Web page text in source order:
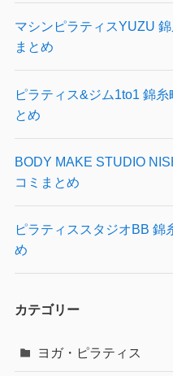
マシンピラティスYUZU
まとめ
ピラティス&ジム1to1 錦
とめ
BODY MAKE STUDIO
コミまとめ
ピラティススタジオBB 錦
め
カテゴリー
ヨガ・ピラティス